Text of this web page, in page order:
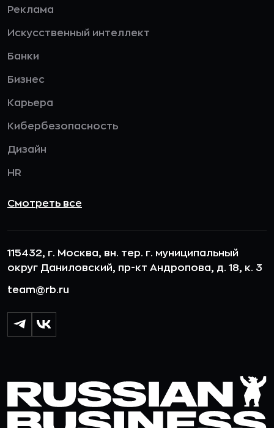
Реклама
Искусственный интеллект
Банки
Бизнес
Карьера
Кибербезопасность
Дизайн
HR
Смотреть все
115432, г. Москва, вн. тер. г. муниципальный
округ Даниловский, пр-кт Андропова, д. 18, к. 3
team@rb.ru